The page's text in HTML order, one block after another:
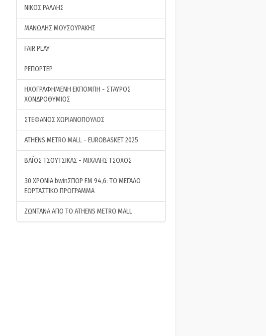
ΝΙΚΟΣ ΡΑΛΛΗΣ
ΜΑΝΩΛΗΣ ΜΟΥΣΟΥΡΑΚΗΣ
FAIR PLAY
ΡΕΠΟΡΤΕΡ
ΗΧΟΓΡΑΦΗΜΕΝΗ ΕΚΠΟΜΠΗ - ΣΤΑΥΡΟΣ
ΧΟΝΔΡΟΘΥΜΙΟΣ
ΣΤΕΦΑΝΟΣ ΧΩΡΙΑΝΟΠΟΥΛΟΣ
ATHENS METRO MALL - EUROBASKET 2025
ΒΑΪΟΣ ΤΣΟΥΤΣΙΚΑΣ - ΜΙΧΑΛΗΣ ΤΣΟΧΟΣ
30 ΧΡΟΝΙΑ bwinΣΠΟΡ FM 94,6: ΤΟ ΜΕΓΑΛΟ
ΕΟΡΤΑΣΤΙΚΟ ΠΡΟΓΡΑΜΜΑ
ΖΩΝΤΑΝΑ ΑΠΟ ΤΟ ATHENS METRO MALL